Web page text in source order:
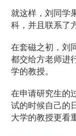
就这样，刘同学
科，并且联系了
在套磁之初，刘
都交给方老师进
学的教授。
在申请研究生的
试的时候自己的
大学的教授更看